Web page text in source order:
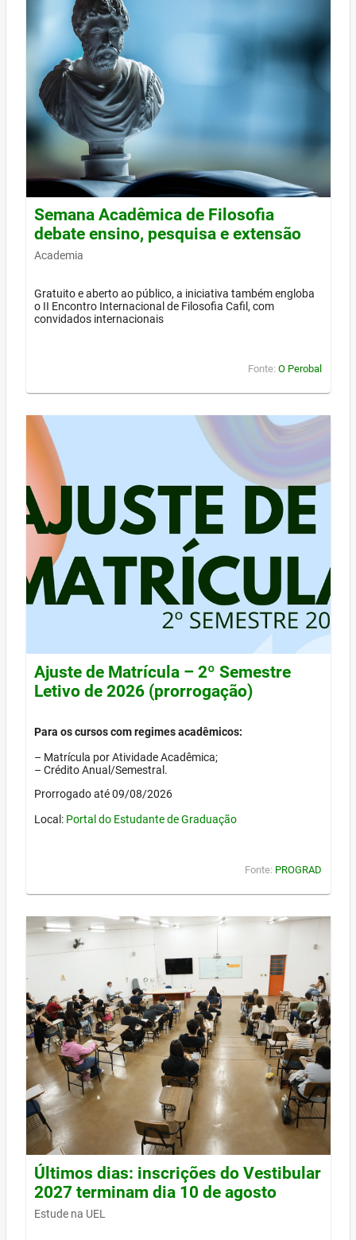
Semana Acadêmica de Filosofia
debate ensino, pesquisa e extensão
Academia
Gratuito e aberto ao público, a iniciativa também engloba
o II Encontro Internacional de Filosofia Cafil, com
convidados internacionais
Fonte: O Perobal
Ajuste de Matrícula – 2º Semestre
Letivo de 2026 (prorrogação)
Para os cursos com regimes acadêmicos:
– Matrícula por Atividade Acadêmica;
– Crédito Anual/Semestral.
Prorrogado até 09/08/2026
Local: Portal do Estudante de Graduação
Fonte: PROGRAD
Últimos dias: inscrições do Vestibular
2027 terminam dia 10 de agosto
Estude na UEL